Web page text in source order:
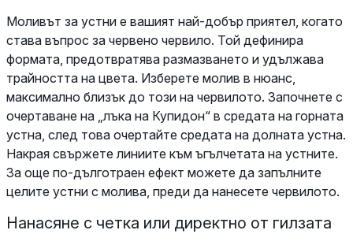
Моливът за устни е вашият най-добър приятел, когато
става въпрос за червено червило. Той дефинира
формата, предотвратява размазването и удължава
трайността на цвета. Изберете молив в нюанс,
максимално близък до този на червилото. Започнете с
очертаване на „лъка на Купидон“ в средата на горната
устна, след това очертайте средата на долната устна.
Накрая свържете линиите към ъгълчетата на устните.
За още по-дълготраен ефект можете да запълните
целите устни с молива, преди да нанесете червилото.
Нанасяне с четка или директно от гилзата